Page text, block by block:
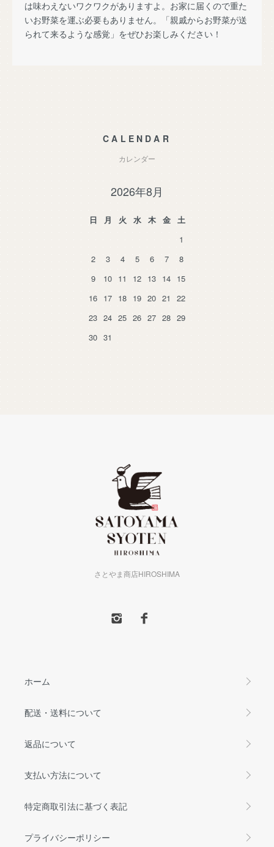
は味わえないワクワクがありますよ。お家に届くので重た
いお野菜を運ぶ必要もありません。「親戚からお野菜が送
られて来るような感覚」をぜひお楽しみください！
CALENDAR
カレンダー
2026年8月
日 月 火 水 木 金
土
1
2
3 4 5 6 7
8
9
10 11 12 13 14 15
16 17 18 19 20 21
22
23 24 25 26 27 28 29
30 31
さとやま商店HIROSHIMA
ホーム
配送・送料について
返品について
支払い方法について
特定商取引法に基づく表記
プライバシーポリシー